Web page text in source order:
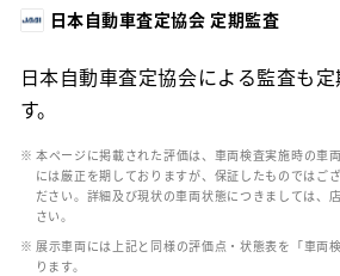
日本自動車査定協会 定期監査
日本自動車査定協会による監査も
す。
※ 本ページに掲載された評価は、車両検査実施時の車
には厳正を期しておりますが、保証したものではご
ださい。詳細及び現状の車両状態につきましては、
さい。
※ 展示車両には上記と同様の評価点・状態表を「車両
ります。